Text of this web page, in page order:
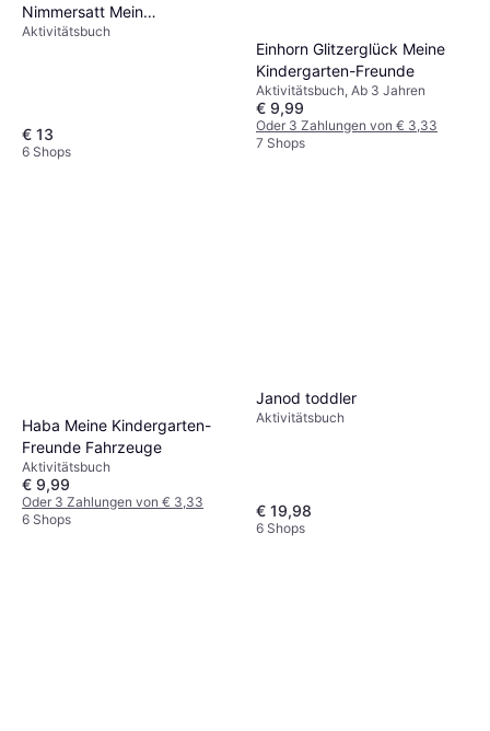
Nimmersatt Mein
Fingerpuppenbuch
Aktivitätsbuch
€ 13
6 Shops
Einhorn Glitzerglück Meine
Kindergarten-Freunde
Aktivitätsbuch, Ab 3 Jahren
€ 9,99
Oder 3 Zahlungen von € 3,33
7 Shops
Haba Meine Kindergarten-
Freunde Fahrzeuge
Aktivitätsbuch
€ 9,99
Oder 3 Zahlungen von € 3,33
6 Shops
Janod toddler
Aktivitätsbuch
€ 19,98
6 Shops